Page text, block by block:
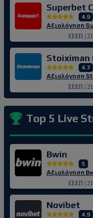
Superbet
4.9
Αξιολόγηση
ΕΕΕΠ |
Stoiximan
4.7
Αξιολόγηση
ΕΕΕΠ |
Top 5 Live
Bwin
5
Αξιολόγηση
ΕΕΕΠ |
Novibet
4.9